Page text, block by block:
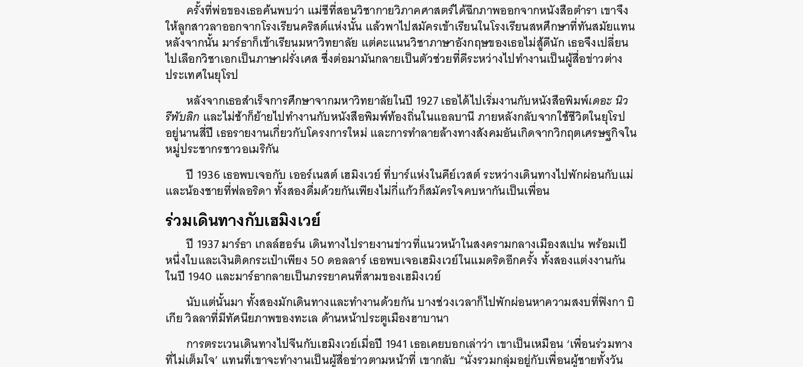
ครั้งที่พ่อของเธอค้นพบว่า แม่ชีที่สอนวิชากายวิภาคศาสตร์ได้ฉีกภาพออกจากหนังสือตำรา เขาจึง
ให้ลูกสาวลาออกจากโรงเรียนคริสต์แห่งนั้น แล้วพาไปสมัครเข้าเรียนในโรงเรียนสหศึกษาที่ทันสมัยแทน
หลังจากนั้น มาร์ธาก็เข้าเรียนมหาวิทยาลัย แต่คะแนนวิชาภาษาอังกฤษของเธอไม่สู้ดีนัก เธอจึงเปลี่ยน
ไปเลือกวิชาเอกเป็นภาษาฝรั่งเศส ซึ่งต่อมามันกลายเป็นตัวช่วยที่ดีระหว่างไปทำงานเป็นผู้สื่อข่าวต่าง
ประเทศในยุโรป
หลังจากเธอสำเร็จการศึกษาจากมหาวิทยาลัยในปี 1927 เธอได้ไปเริ่มงานกับหนังสือพิมพ์เดอะ นิว
รีพับลิก และไม่ช้าก็ย้ายไปทำงานกับหนังสือพิมพ์ท้องถิ่นในแอลบานี ภายหลังกลับจากใช้ชีวิตในยุโรป
อยู่นานสี่ปี เธอรายงานเกี่ยวกับโครงการใหม่ และการทำลายล้างทางสังคมอันเกิดจากวิกฤตเศรษฐกิจใน
หมู่ประชากรชาวอเมริกัน
ปี 1936 เธอพบเจอกับ เออร์เนสต์ เฮมิงเวย์ ที่บาร์แห่งในคีย์เวสต์ ระหว่างเดินทางไปพักผ่อนกับแม่
และน้องชายที่ฟลอริดา ทั้งสองดื่มด้วยกันเพียงไม่กี่แก้วก็สมัครใจคบหากันเป็นเพื่อน
ร่วมเดินทางกับเฮมิงเวย์
ปี 1937 มาร์ธา เกลล์ฮอร์น เดินทางไปรายงานข่าวที่แนวหน้าในสงครามกลางเมืองสเปน พร้อมเป้
หนึ่งใบและเงินติดกระเป๋าเพียง 50 ดอลลาร์ เธอพบเจอเฮมิงเวย์ในแมดริดอีกครั้ง ทั้งสองแต่งงานกัน
ในปี 1940 และมาร์ธากลายเป็นภรรยาคนที่สามของเฮมิงเวย์
นับแต่นั้นมา ทั้งสองมักเดินทางและทำงานด้วยกัน บางช่วงเวลาก็ไปพักผ่อนหาความสงบที่ฟิงกา บิ
เกีย วิลลาที่มีทัศนียภาพของทะเล ด้านหน้าประตูเมืองฮาบานา
การตระเวนเดินทางไปจีนกับเฮมิงเวย์เมื่อปี 1941 เธอเคยบอกเล่าว่า เขาเป็นเหมือน ‘เพื่อนร่วมทาง
ที่ไม่เต็มใจ’ แทนที่เขาจะทำงานเป็นผู้สื่อข่าวตามหน้าที่ เขากลับ “นั่งรวมกลุ่มอยู่กับเพื่อนผู้ชายทั้งวัน